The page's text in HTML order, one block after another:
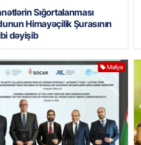
Sığortalanması
Himayəçilik Şurasının
dəyişib
Maliyə